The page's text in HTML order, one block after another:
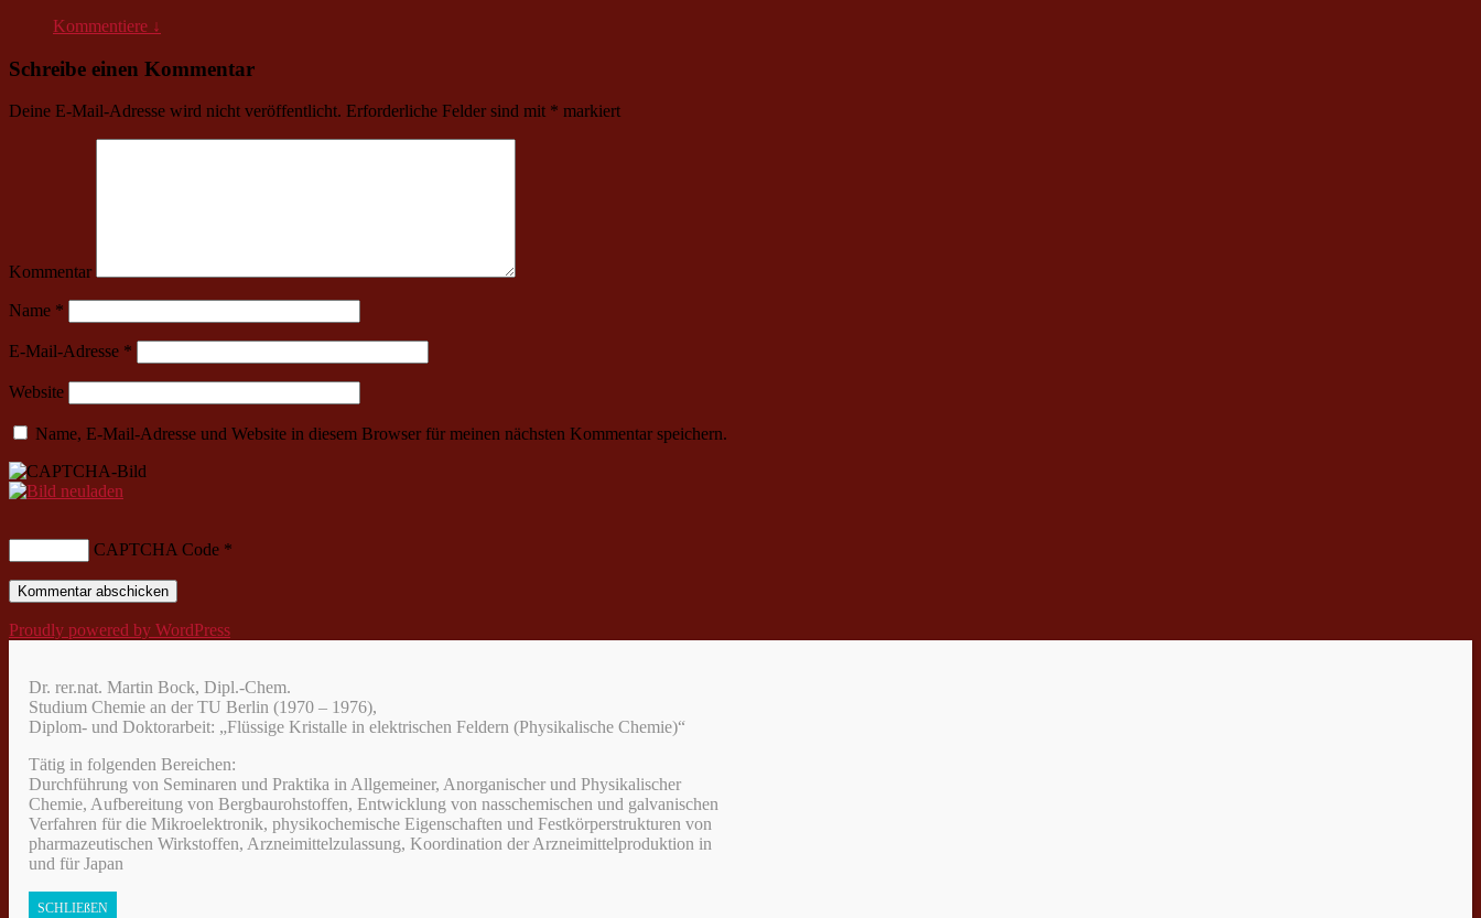
Kommentiere ↓
Schreibe einen Kommentar
Deine E-Mail-Adresse wird nicht veröffentlicht. Erforderliche Felder sind mit * markiert
Kommentar
Name *
E-Mail-Adresse *
Website
Name, E-Mail-Adresse und Website in diesem Browser für meinen nächsten Kommentar speichern.
CAPTCHA Code *
Proudly powered by WordPress
Dr. rer.nat. Martin Bock, Dipl.-Chem.
Studium Chemie an der TU Berlin (1970 – 1976),
Diplom- und Doktorarbeit: „Flüssige Kristalle in elektrischen Feldern (Physikalische Chemie)“
Tätig in folgenden Bereichen:
Durchführung von Seminaren und Praktika in Allgemeiner, Anorganischer und Physikalischer
Chemie, Aufbereitung von Bergbaurohstoffen, Entwicklung von nasschemischen und galvanischen
Verfahren für die Mikroelektronik, physikochemische Eigenschaften und Festkörperstrukturen von
pharmazeutischen Wirkstoffen, Arzneimittelzulassung, Koordination der Arzneimittelproduktion in
und für Japan
SCHLIEßEN